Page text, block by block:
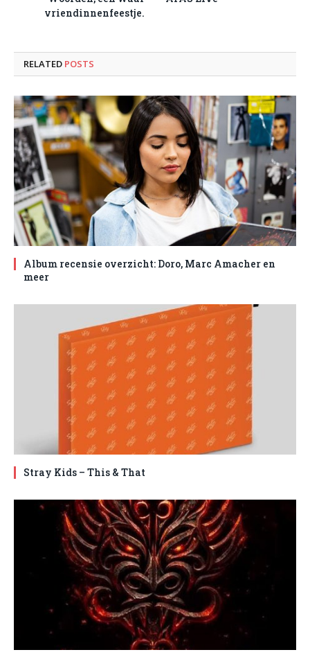
vriendinnenfeestje.
RELATED POSTS
Album recensie overzicht: Doro, Marc Amacher en
meer
Stray Kids – This & That